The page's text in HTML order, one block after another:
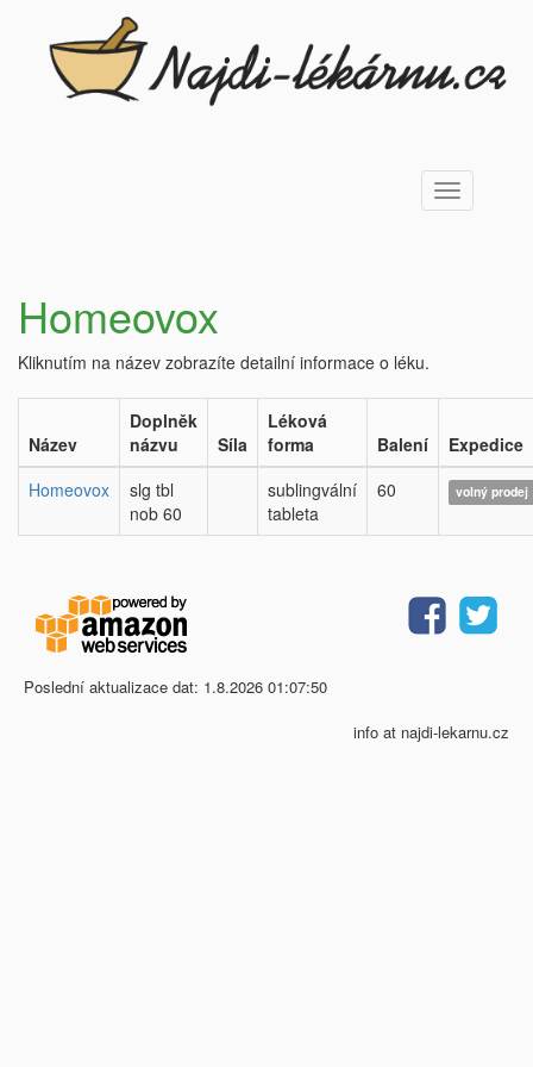
Toggle
navigation
Homeovox
Kliknutím na název zobrazíte detailní informace o léku.
Název
Doplněk
názvu
Síla
Léková
forma
Balení
Expedice
Homeovox
slg tbl
nob 60
sublingvální
tableta
60 volný prodej
Poslední aktualizace dat: 1.8.2026 01:07:50
info at najdi-lekarnu.cz